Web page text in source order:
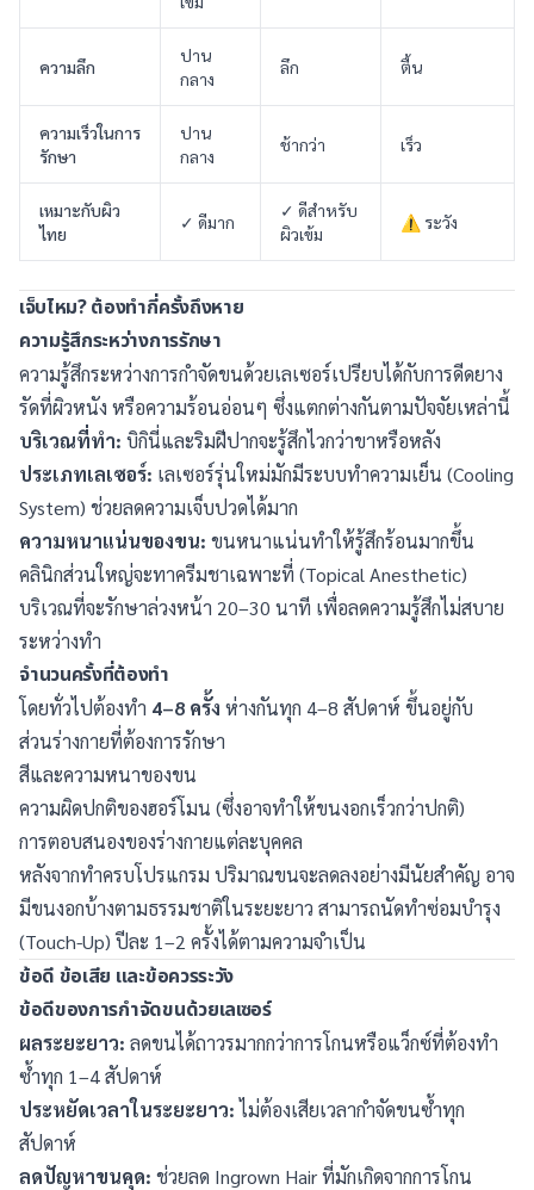
ความลึก
ปาน
กลาง
ลึก ตื้น
ความเร็วในการ
รักษา
ปาน
กลาง
ช้ากว่า เร็ว
เหมาะกับผิว
ไทย
✓ ดีมาก
✓ ดีสำหรับ
ผิวเข้ม
⚠ ระวัง
เจ็บไหม? ต้องทำกี่ครั้งถึงหาย
ความรู้สึกระหว่างการรักษา
ความรู้สึกระหว่างการกำจัดขนด้วยเลเซอร์เปรียบได้กับการดีดยาง
รัดที่ผิวหนัง หรือความร้อนอ่อนๆ ซึ่งแตกต่างกันตามปัจจัยเหล่านี้
บริเวณที่ทำ: บิกินี่และริมฝีปากจะรู้สึกไวกว่าขาหรือหลัง
ประเภทเลเซอร์: เลเซอร์รุ่นใหม่มักมีระบบทำความเย็น (Cooling
System) ช่วยลดความเจ็บปวดได้มาก
ความหนาแน่นของขน: ขนหนาแน่นทำให้รู้สึกร้อนมากขึ้น
คลินิกส่วนใหญ่จะทาครีมชาเฉพาะที่ (Topical Anesthetic)
บริเวณที่จะรักษาล่วงหน้า 20–30 นาที เพื่อลดความรู้สึกไม่สบาย
ระหว่างทำ
จำนวนครั้งที่ต้องทำ
โดยทั่วไปต้องทำ 4–8 ครั้ง ห่างกันทุก 4–8 สัปดาห์ ขึ้นอยู่กับ
ส่วนร่างกายที่ต้องการรักษา
สีและความหนาของขน
ความผิดปกติของฮอร์โมน (ซึ่งอาจทำให้ขนงอกเร็วกว่าปกติ)
การตอบสนองของร่างกายแต่ละบุคคล
หลังจากทำครบโปรแกรม ปริมาณขนจะลดลงอย่างมีนัยสำคัญ อาจ
มีขนงอกบ้างตามธรรมชาติในระยะยาว สามารถนัดทำซ่อมบำรุง
(Touch-Up) ปีละ 1–2 ครั้งได้ตามความจำเป็น
ข้อดี ข้อเสีย และข้อควรระวัง
ข้อดีของการกำจัดขนด้วยเลเซอร์
ผลระยะยาว: ลดขนได้ถาวรมากกว่าการโกนหรือแว็กซ์ที่ต้องทำ
ซ้ำทุก 1–4 สัปดาห์
ประหยัดเวลาในระยะยาว:ไม่ต้องเสียเวลากำจัดขนซ้ำทุก
สัปดาห์
ลดปัญหาขนคุด: ช่วยลด Ingrown Hair ที่มักเกิดจากการโกน